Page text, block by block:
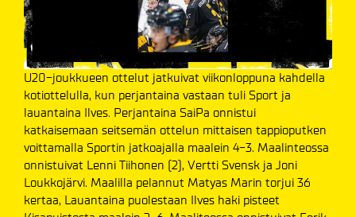
U20-joukkueen ottelut jatkuivat viikonloppuna kahdella
kotiottelulla, kun perjantaina vastaan tuli Sport ja
lauantaina Ilves. Perjantaina SaiPa onnistui
katkaisemaan seitsemän ottelun mittaisen tappioputken
voittamalla Sportin jatkoajalla maalein 4-3. Maalinteossa
onnistuivat Lenni Tiihonen (2), Vertti Svensk ja Joni
Loukkojärvi. Maalilla pelannut Matyas Marin torjui 36
kertaa, Lauantaina puolestaan Ilves haki pisteet